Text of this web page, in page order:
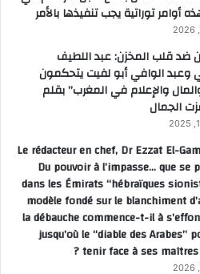
أوامر توراتية يجب تنفيذها بالأمر
ضد قلب المخزن: عبد اللطيف
الوافي أبو لفيت يتحكمون
والإعلام في المغرب” بقلم
الجمال
Le rédacteur en chef, Dr Ezzat El-
Du pouvoir à l’impasse… que se
dans les Émirats “hébraïques
modèle fondé sur le blanchiment
la débauche commence-t-il à
jusqu’où le “diable des Arabes”
tenir face à ses maîtres